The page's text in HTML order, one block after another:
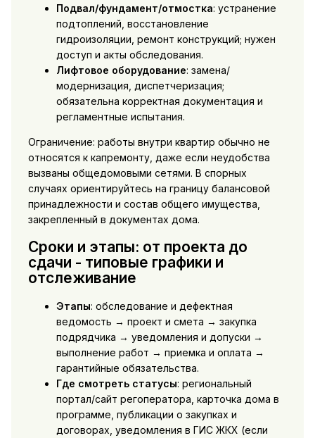
Подвал/фундамент/отмостка: устранение
подтоплений, восстановление
гидроизоляции, ремонт конструкций; нужен
доступ и акты обследования.
Лифтовое оборудование: замена/
модернизация, диспетчеризация;
обязательна корректная документация и
регламентные испытания.
Ограничение: работы внутри квартир обычно не
относятся к капремонту, даже если неудобства
вызваны общедомовыми сетями. В спорных
случаях ориентируйтесь на границу балансовой
принадлежности и состав общего имущества,
закрепленный в документах дома.
Сроки и этапы: от проекта до
сдачи - типовые графики и
отслеживание
Этапы: обследование и дефектная
ведомость → проект и смета → закупка
подрядчика → уведомления и допуски →
выполнение работ → приемка и оплата →
гарантийные обязательства.
Где смотреть статусы: региональный
портал/сайт регоператора, карточка дома в
программе, публикации о закупках и
договорах, уведомления в ГИС ЖКХ (если